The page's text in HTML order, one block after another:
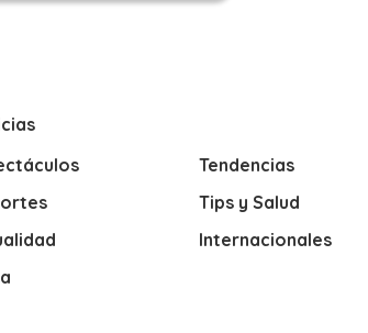
Tendencias
Tips y Salud
Internacionales